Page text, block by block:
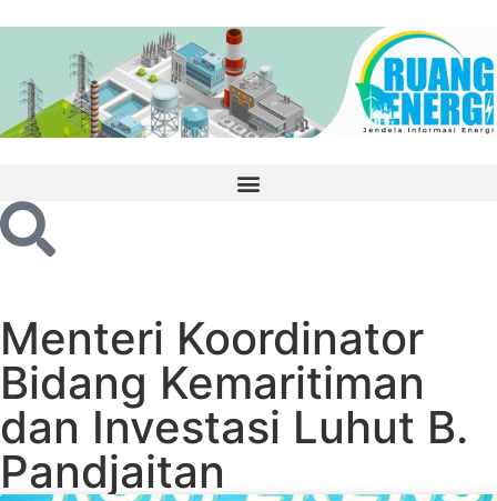
Menteri Koordinator
Bidang Kemaritiman
dan Investasi Luhut B.
Pandjaitan